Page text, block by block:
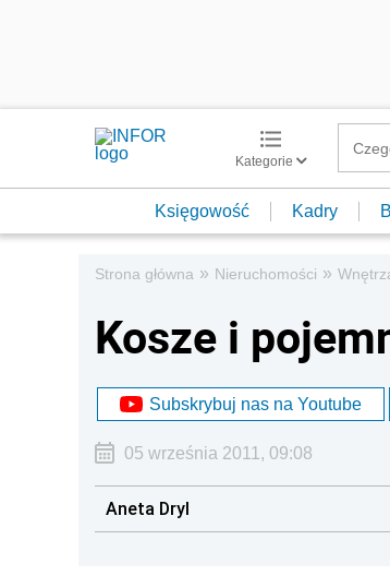
Kategorie
Księgowość Kadry
Strona główna » Nieruchomości »
Kosze i
Subskrybuj nas na Youtube
05 września 2011, 09:08
Aneta Dryl